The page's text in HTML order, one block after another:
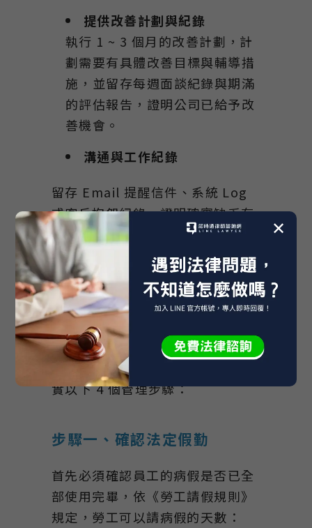
✕
提供改善計劃與紀錄
執行 1 ~ 3 個月的改善計劃，計
劃需要有具體改善目標與輔導措
施，並留存每週面談紀錄與期滿
的評估報告，證明公司已給予改
善機會。
溝通與工作紀錄
留存 Email 提醒信件、系統 Log
或客戶抱怨紀錄，證明確實缺乏有
效產出。
合法資遣病假員工怎麼
做？
為了符合法律規定的「解僱最後手
段性」，企業在評估資遣前，應落
實以下 4 個管理步驟：
步驟一、確認法定假勤
首先必須確認員工的病假是否已全
部使用完畢，依《勞工請假規則》
規定，勞工可以請病假的天數：